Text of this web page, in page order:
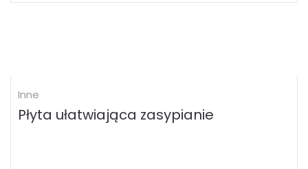
Inne
Płyta ułatwiająca zasypianie